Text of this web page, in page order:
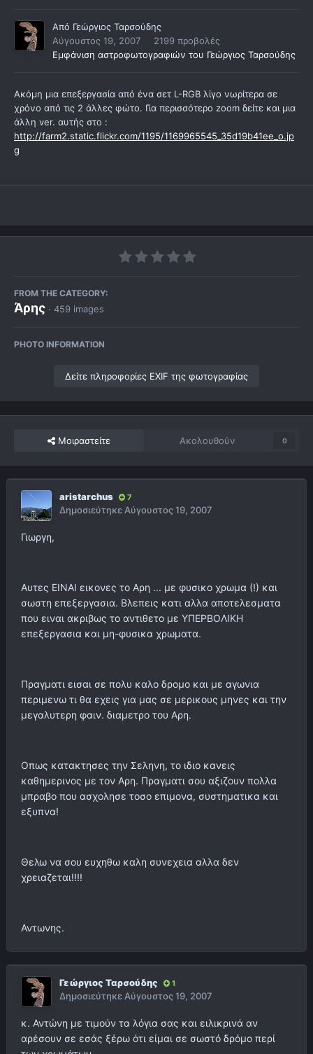
Από Γεώργιος Ταρσούδης
Αύγουστος 19, 2007
2199 προβολές
Εμφάνιση αστροφωτογραφιών του Γεώργιος Ταρσούδης
Ακόμη μια επεξεργασία από ένα σετ L-RGB λίγο νωρίτερα σε
χρόνο από τις 2 άλλες φώτο. Για περισσότερο zoom δείτε και μια
άλλη ver. αυτής στο :
http://farm2.static.flickr.com/1195/1169965545_35d19b41ee_o.jp
g
FROM THE CATEGORY:
Άρης · 459 images
PHOTO INFORMATION
Δείτε πληροφορίες EXIF της φωτογραφίας
Μοιραστείτε Ακολουθούν 0
aristarchus 7
ΔημοσιεύτηκεΑύγουστος 19, 2007
Γιωργη,
Αυτες ΕΙΝΑΙ εικονες το Αρη ... με φυσικο χρωμα (!) και
σωστη επεξεργασια. Βλεπεις κατι αλλα αποτελεσματα
που ειναι ακριβως το αντιθετο με ΥΠΕΡΒΟΛΙΚΗ
επεξεργασια και μη-φυσικα χρωματα.
Πραγματι εισαι σε πολυ καλο δρομο και με αγωνια
περιμενω τι θα εχεις για μας σε μερικους μηνες και την
μεγαλυτερη φαιν. διαμετρο του Αρη.
Οπως κατακτησες την Σεληνη, το ιδιο κανεις
καθημερινος με τον Αρη. Πραγματι σου αξιζουν πολλα
μπραβο που ασχολησε τοσο επιμονα, συστηματικα και
εξυπνα!
Θελω να σου ευχηθω καλη συνεχεια αλλα δεν
χρειαζεται!!!!
Αντωνης.
Γεώργιος Ταρσούδης 1
ΔημοσιεύτηκεΑύγουστος 19, 2007
κ. Αντώνη με τιμούν τα λόγια σας και ειλικρινά αν
αρέσουν σε εσάς ξέρω ότι είμαι σε σωστό δρόμο περί